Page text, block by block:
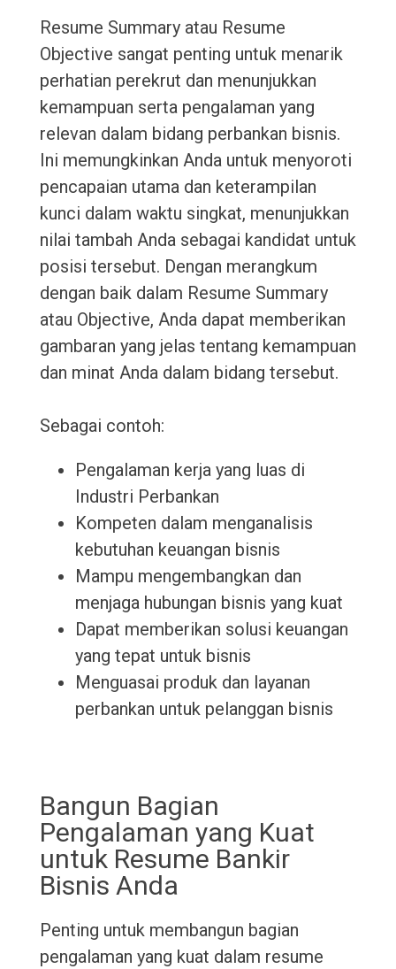
Resume Summary atau Resume
Objective sangat penting untuk menarik
perhatian perekrut dan menunjukkan
kemampuan serta pengalaman yang
relevan dalam bidang perbankan bisnis.
Ini memungkinkan Anda untuk menyoroti
pencapaian utama dan keterampilan
kunci dalam waktu singkat, menunjukkan
nilai tambah Anda sebagai kandidat untuk
posisi tersebut. Dengan merangkum
dengan baik dalam Resume Summary
atau Objective, Anda dapat memberikan
gambaran yang jelas tentang kemampuan
dan minat Anda dalam bidang tersebut.
Sebagai contoh:
Pengalaman kerja yang luas di
Industri Perbankan
Kompeten dalam menganalisis
kebutuhan keuangan bisnis
Mampu mengembangkan dan
menjaga hubungan bisnis yang kuat
Dapat memberikan solusi keuangan
yang tepat untuk bisnis
Menguasai produk dan layanan
perbankan untuk pelanggan bisnis
Bangun Bagian
Pengalaman yang Kuat
untuk Resume Bankir
Bisnis Anda
Penting untuk membangun bagian
pengalaman yang kuat dalam resume